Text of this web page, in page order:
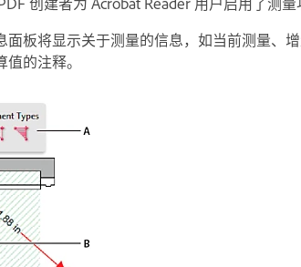
面板将显示关于测量的信息，如当前测量、
的注释。